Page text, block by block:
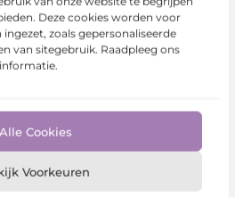
Deze cookies worden voor
zoals gepersonaliseerde
van sitegebruik. Raadpleeg ons
Alle Cookies
Voorkeuren
Stijl en Duurzaamheid bij